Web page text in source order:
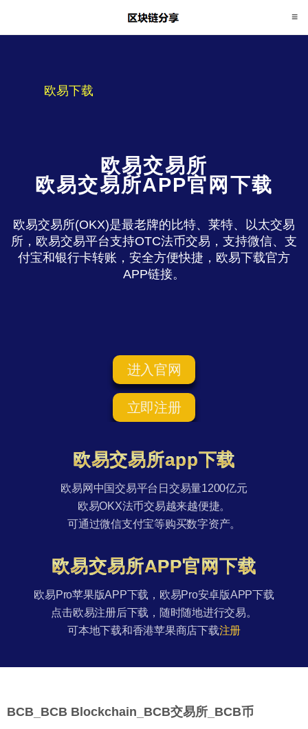
欧易下载
欧易交易所
欧易交易所APP官网下载
欧易交易所(OKX)是最老牌的比特、莱特、以太交易
所，欧易交易平台支持OTC法币交易，支持微信、支
付宝和银行卡转账，安全方便快捷，欧易下载官方
APP链接。
进入官网
立即注册
欧易交易所app下载
欧易网中国交易平台日交易量1200亿元
欧易OKX法币交易越来越便捷。
可通过微信支付宝等购买数字资产。
欧易交易所APP官网下载
欧易Pro苹果版APP下载，欧易Pro安卓版APP下载
点击欧易注册后下载，随时随地进行交易。
可本地下载和香港苹果商店下载注册
BCB_BCB Blockchain_BCB交易所_BCB币